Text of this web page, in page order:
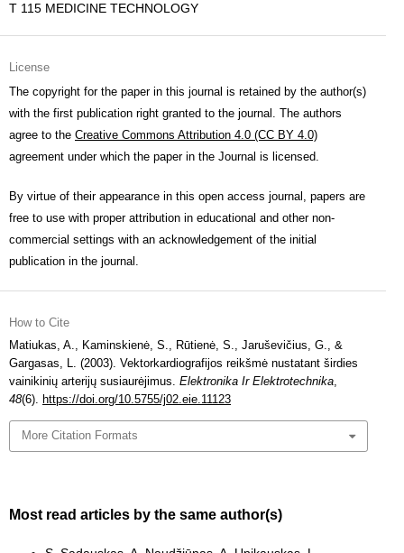
T 115 MEDICINE TECHNOLOGY
License
The copyright for the paper in this journal is retained by the author(s)
with the first publication right granted to the journal. The authors
agree to the Creative Commons Attribution 4.0 (CC BY 4.0)
agreement under which the paper in the Journal is licensed.
By virtue of their appearance in this open access journal, papers are
free to use with proper attribution in educational and other non-
commercial settings with an acknowledgement of the initial
publication in the journal.
How to Cite
Matiukas, A., Kaminskienė, S., Rūtienė, S., Jaruševičius, G., &
Gargasas, L. (2003). Vektorkardiografijos reikšmė nustatant širdies
vainikinių arterijų susiaurėjimus. Elektronika Ir Elektrotechnika,
48(6). https://doi.org/10.5755/j02.eie.11123
More Citation Formats
Most read articles by the same author(s)